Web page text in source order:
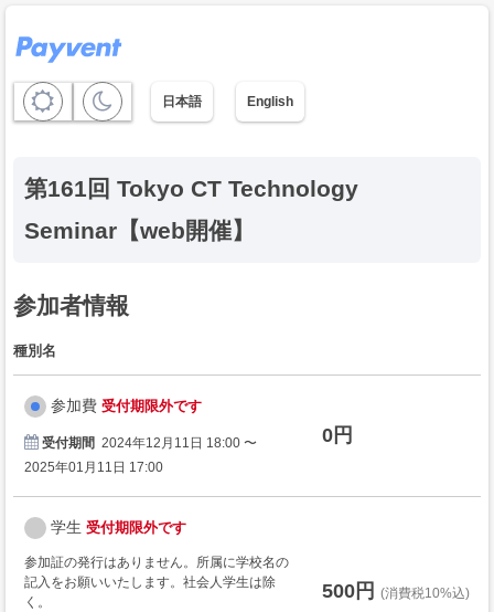
日本語 English
第161回 Tokyo CT Technology
Seminar【web開催】
参加者情報
種別名
参加費 受付期限外です
受付期間 2024年12月11日 18:00 〜
2025年01月11日 17:00
0円
学生 受付期限外です
参加証の発行はありません。所属に学校名の
記入をお願いいたします。社会人学生は除
く。
500円 (消費税10%込)